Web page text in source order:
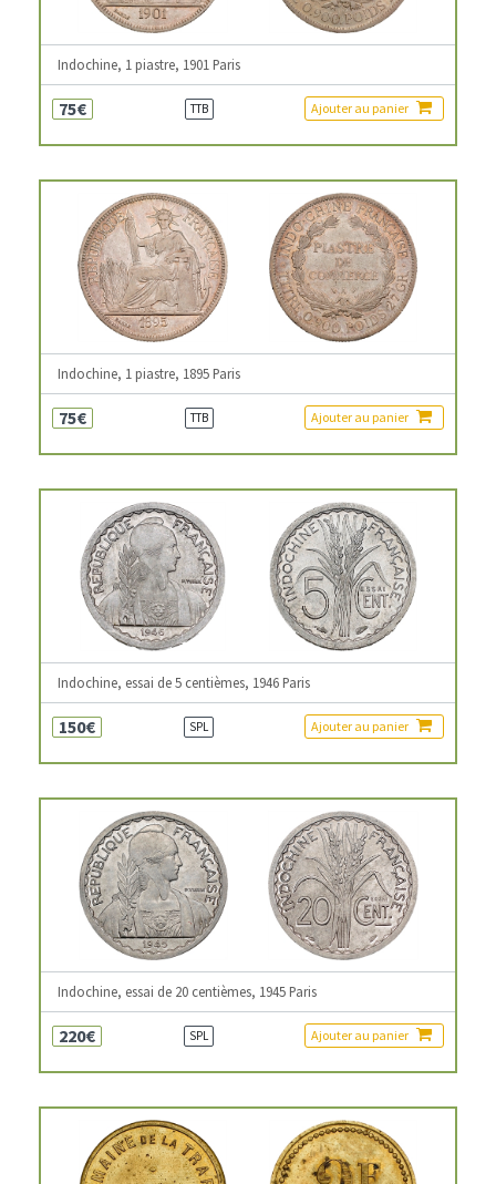
Indochine, 1 piastre, 1901 Paris
75€ TTB Ajouter au panier
Indochine, 1 piastre, 1895 Paris
75€ TTB Ajouter au panier
Indochine, essai de 5 centièmes, 1946 Paris
150€ SPL Ajouter au panier
Indochine, essai de 20 centièmes, 1945 Paris
220€ SPL Ajouter au panier